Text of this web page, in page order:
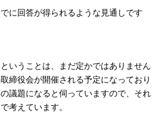
に回答が得られるような見通しです
いうことは、まだ定かではありません
締役会が開催される予定になっており
議題になると伺っていますので、それ
考えています。